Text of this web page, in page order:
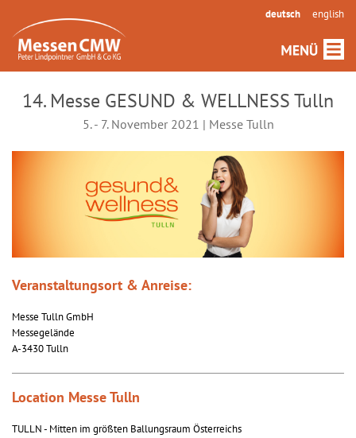
deutsch english
14. Messe GESUND & WELLNESS Tulln
5. - 7. November 2021 | Messe Tulln
Veranstaltungsort & Anreise:
Messe Tulln GmbH
Messegelände
A-3430 Tulln
Location Messe Tulln
TULLN - Mitten im größten Ballungsraum Österreichs